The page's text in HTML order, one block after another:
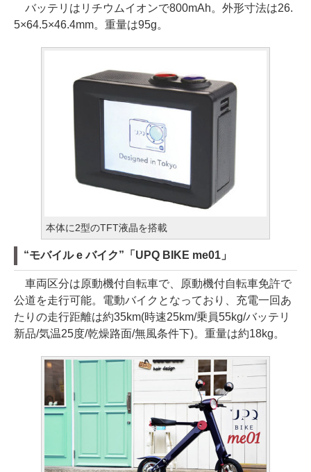
バッテリはリチウムイオンで800mAh。外形寸法は26.
5×64.5×46.4mm。重量は95g。
本体に2型のTFT液晶を搭載
“モバイル e バイク”「UPQ BIKE me01」
車両区分は原動機付自転車で、原動機付自転車免許で
公道を走行可能。電動バイクとなっており、充電一回あ
たりの走行距離は約35km(時速25km/乗員55kg/バッテリ
新品/気温25度/乾燥路面/無風条件下)。重量は約18kg。